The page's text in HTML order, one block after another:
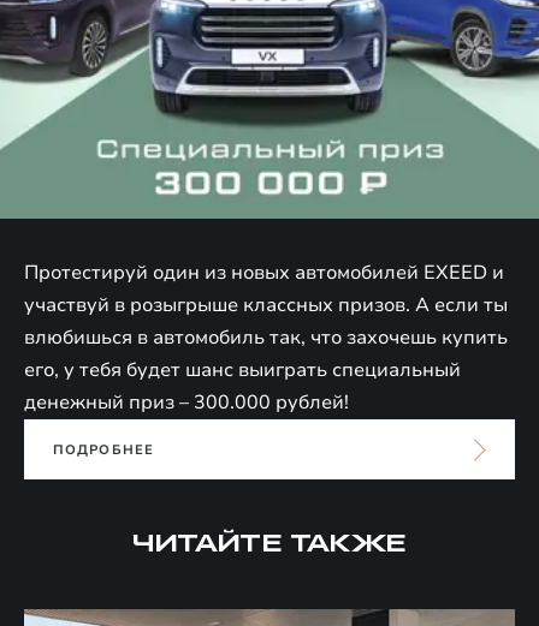
Протестируй один из новых автомобилей EXEED и
участвуй в розыгрыше классных призов. А если ты
влюбишься в автомобиль так, что захочешь купить
его, у тебя будет шанс выиграть специальный
денежный приз – 300.000 рублей!
ПОДРОБНЕЕ
ЧИТАЙТЕ ТАКЖЕ